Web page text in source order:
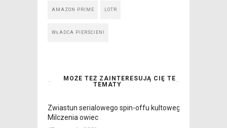
AMAZON PRIME LOTR
WŁADCA PIERŚCIENI
MOŻE TEŻ ZAINTERESUJĄ CIĘ TE
TEMATY
Zwiastun serialowego spin-offu kultowego
Milczenia owiec